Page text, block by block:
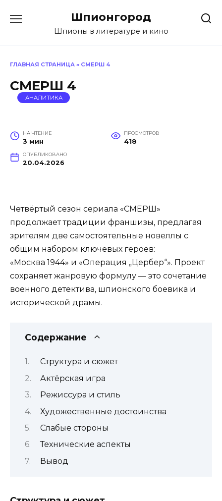
Шпионгород
Шпионы в литературе и кино
ГЛАВНАЯ СТРАНИЦА » СМЕРШ 4
СМЕРШ 4
АНАЛИТИКА
НА ЧТЕНИЕ
3 мин
ПРОСМОТРОВ
418
ОПУБЛИКОВАНО
20.04.2026
Четвёртый сезон сериала «СМЕРШ»
продолжает традиции франшизы, предлагая
зрителям две самостоятельные новеллы с
общим набором ключевых героев:
«Москва 1944» и «Операция „Цербер“». Проект
сохраняет жанровую формулу — это сочетание
военного детектива, шпионского боевика и
исторической драмы.
Содержание
Структура и сюжет
Актёрская игра
Режиссура и стиль
Художественные достоинства
Слабые стороны
Технические аспекты
Вывод